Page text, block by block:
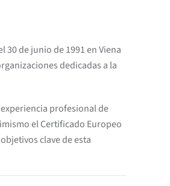
30 de junio de 1991 en Viena
dedicadas a la
profesional de
el Certificado Europeo
clave de esta